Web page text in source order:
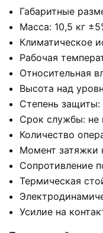
Габаритные
Масса: 10,5 кг
Климатическое
Рабочая
Относительная
Высота над
Степень защиты:
Срок службы: не
Количество
Момент затяжки
Сопротивление
Термическая
Усилие на